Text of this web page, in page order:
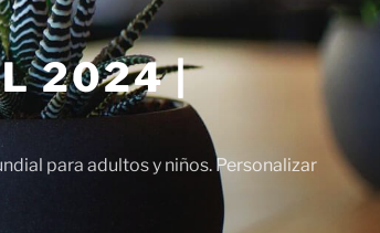
2024 |
para adultos y niños. Personalizar